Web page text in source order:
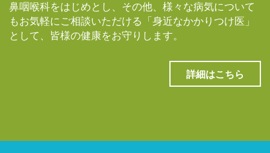
鼻咽喉科をはじめとし、その他、様々な病気について
もお気軽にご相談いただける「身近なかかりつけ医」
として、皆様の健康をお守りします。
詳細はこちら